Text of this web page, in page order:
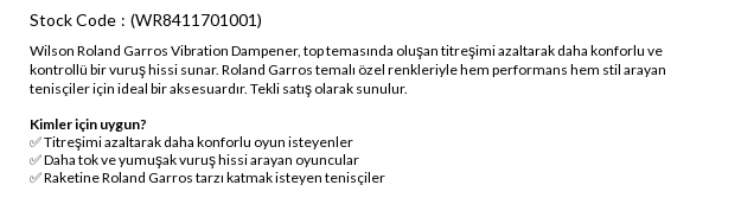
Stock Code (WR8411701001)
Wilson Roland Garros Vibration Dampener, top temasında oluşan titreşimi azaltarak daha konforlu ve
kontrollü bir vuruş hissi sunar. Roland Garros temalı özel renkleriyle hem performans hem stil arayan
tenisçiler için ideal bir aksesuardır. Tekli satış olarak sunulur.
Kimler için uygun?
✅ Titreşimi azaltarak daha konforlu oyun isteyenler
✅ Daha tok ve yumuşak vuruş hissi arayan oyuncular
✅ Raketine Roland Garros tarzı katmak isteyen tenisçiler